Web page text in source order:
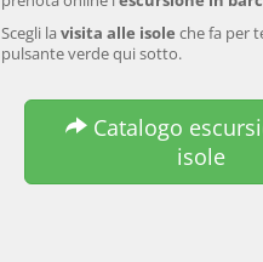
Tour guidato di Murano e
Burano in barca privata
con dimostrazione di
Scegli la visita alle isole che fa per
pulsante verde qui sotto.
Catalogo
isole